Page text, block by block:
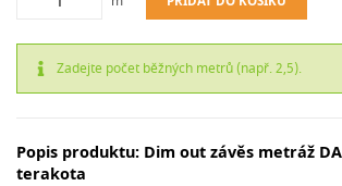
Zadejte počet běžných metrů (např. 2,5).
Popis produktu: Dim out závěs metráž
terakota